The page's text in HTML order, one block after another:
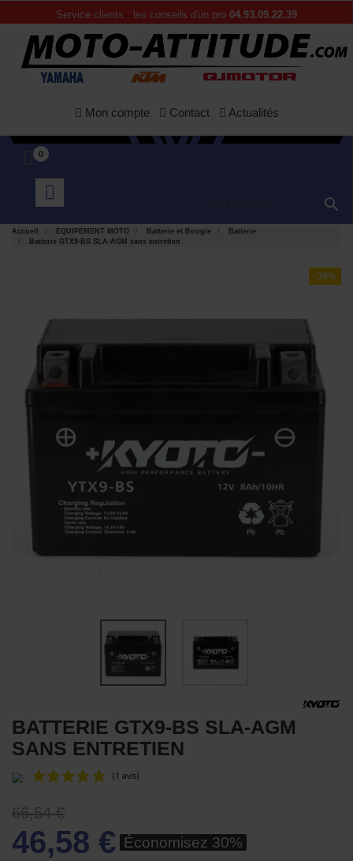
Service clients : les conseils d'un pro 04.93.09.22.39
Mon compte Contact Actualités
0

Accueil EQUIPEMENT MOTO Batterie et Bougie
Batterie
Batterie GTX9-BS SLA-AGM sans entretien
-30%
BATTERIE GTX9-BS SLA-AGM
SANS ENTRETIEN
66,54 €
46,58 € Économisez 30%